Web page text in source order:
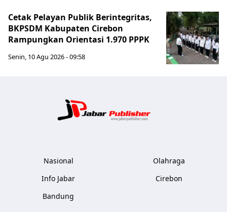
Cetak Pelayan Publik Berintegritas,
BKPSDM Kabupaten Cirebon
Rampungkan Orientasi 1.970 PPPK
Senin, 10 Agu 2026 - 09:58
Nasional
Info Jabar
Bandung
Olahraga
Cirebon